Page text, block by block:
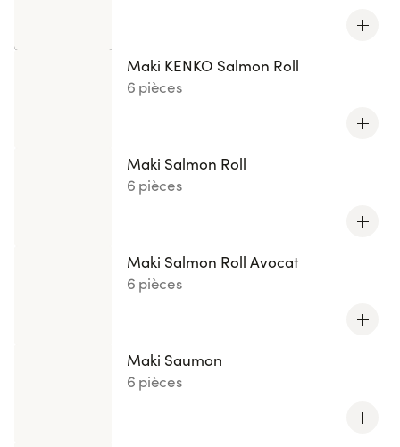
Maki KENKO Salmon Roll
6 pièces
Maki Salmon Roll
6 pièces
Maki Salmon Roll Avocat
6 pièces
Maki Saumon
6 pièces